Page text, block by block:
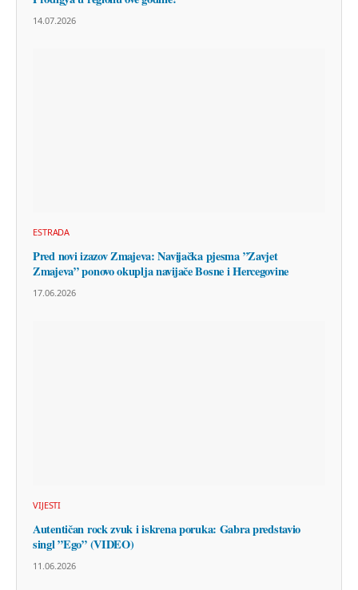
14.07.2026
ESTRADA
Pred novi izazov Zmajeva: Navijačka pjesma ”Zavjet
Zmajeva” ponovo okuplja navijače Bosne i Hercegovine
17.06.2026
VIJESTI
Autentičan rock zvuk i iskrena poruka: Gabra predstavio
singl ”Ego” (VIDEO)
11.06.2026